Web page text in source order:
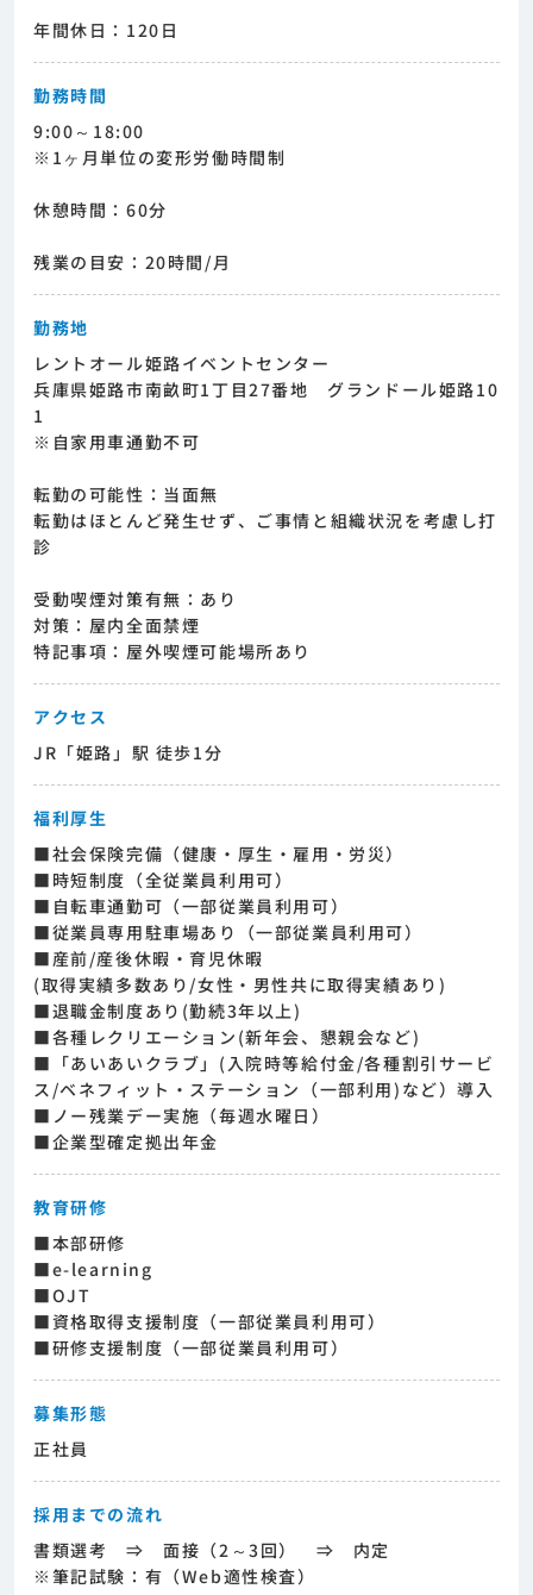
年間休日：120日
勤務時間
9:00～18:00
※1ヶ月単位の変形労働時間制
休憩時間：60分
残業の目安：20時間/月
勤務地
レントオール姫路イベントセンター
兵庫県姫路市南畝町1丁目27番地 グランドール姫路10
1
※自家用車通勤不可
転勤の可能性：当面無
転勤はほとんど発生せず、ご事情と組織状況を考慮し打
診
受動喫煙対策有無：あり
対策：屋内全面禁煙
特記事項：屋外喫煙可能場所あり
アクセス
JR「姫路」駅 徒歩1分
福利厚生
■社会保険完備（健康・厚生・雇用・労災）
■時短制度（全従業員利用可）
■自転車通勤可（一部従業員利用可）
■従業員専用駐車場あり（一部従業員利用可）
■産前/産後休暇・育児休暇
(取得実績多数あり/女性・男性共に取得実績あり)
■退職金制度あり(勤続3年以上)
■各種レクリエーション(新年会、懇親会など)
■「あいあいクラブ」(入院時等給付金/各種割引サービ
ス/ベネフィット・ステーション（一部利用)など）導入
■ノー残業デー実施（毎週水曜日）
■企業型確定拠出年金
教育研修
■本部研修
■e-learning
■OJT
■資格取得支援制度（一部従業員利用可）
■研修支援制度（一部従業員利用可）
募集形態
正社員
採用までの流れ
書類選考 ⇒ 面接（2～3回） ⇒ 内定
※筆記試験：有（Web適性検査）